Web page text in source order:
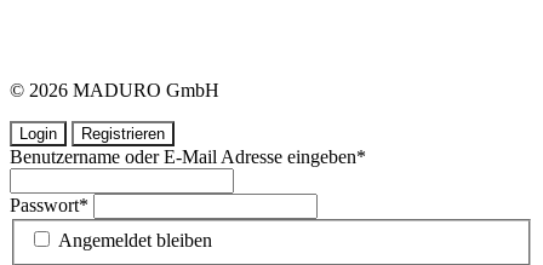
© 2026 MADURO GmbH
Login Registrieren
Benutzername oder E-Mail Adresse eingeben*
Passwort*
Angemeldet bleiben